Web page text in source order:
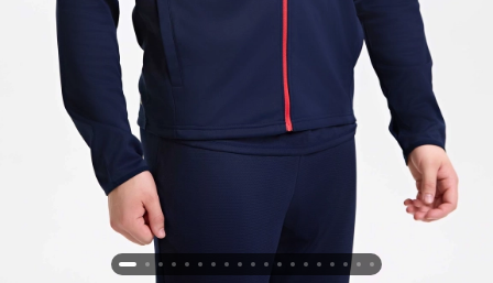
Ростовская область (2)
Самарская область (1)
Санкт-Петербург и ЛО (3)
Саратовская область (1)
Свердловская область (5)
Северная Осетия (2)
Смоленская область (1)
Ставропольский край (5)
Томская область (1)
Тульская область (1)
Тюменская область (3)